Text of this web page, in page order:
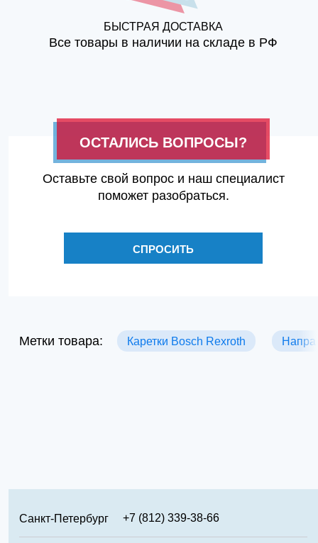
БЫСТРАЯ ДОСТАВКА
Все товары в наличии на складе в РФ
ОСТАЛИСЬ ВОПРОСЫ?
Оставьте свой вопрос и наш специалист
поможет разобраться.
СПРОСИТЬ
Метки товара: Каретки Bosch Rexroth
Санкт-Петербург
+7 (812) 339-38-66
Москва
+7 (499) 346-65-02